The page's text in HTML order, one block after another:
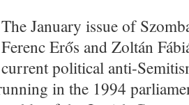
The January issue of
Ferenc Erős and Zoltán
current political anti-
in the 1994